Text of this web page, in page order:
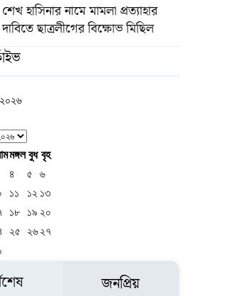
শেখ হাসিনার নামে মামলা প্রত্যাহার
দাবিতে ছাত্রলীগের বিক্ষোভ মিছিল
মঙ্গল বুধ বৃহ
৪ ৫
৬
১১ ১২ ১৩
১৮ ১৯ ২০
২৫ ২৬২৭
জনপ্রিয়